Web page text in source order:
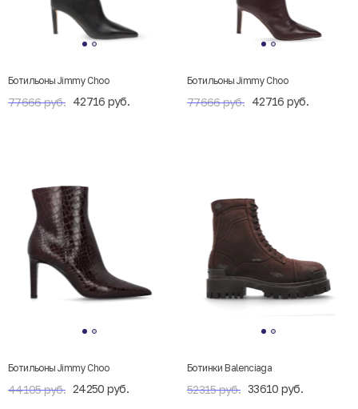
Ботильоны Jimmy Choo
77666 руб. 42716 руб.
Ботильоны Jimmy Choo
77666 руб. 42716 руб.
Ботильоны Jimmy Choo
44105 руб. 24250 руб.
Ботинки Balenciaga
52315 руб. 33610 руб.